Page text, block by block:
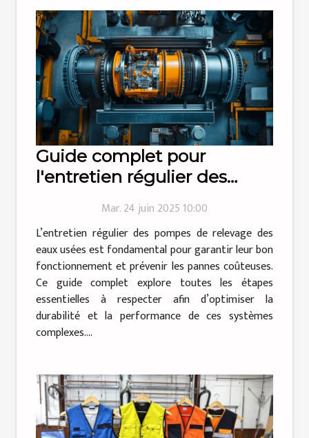
Guide complet pour
l'entretien régulier des
eaux uséesMar. 24 juin 2025 10:00
L’entretien régulier des pompes de relevage des
eaux usées est fondamental pour garantir leur bon
fonctionnement et prévenir les pannes coûteuses.
Ce guide complet explore toutes les étapes
essentielles à respecter afin d’optimiser la
durabilité et la performance de ces systèmes
complexes....